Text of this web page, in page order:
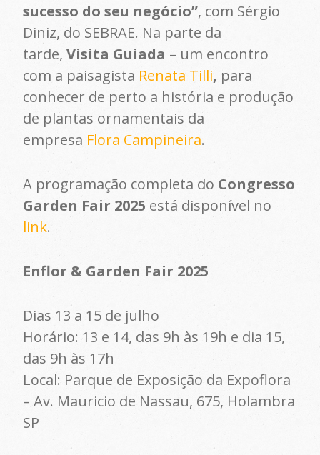
sucesso do seu negócio”, com Sérgio
Diniz, do SEBRAE. Na parte da
tarde,Visita Guiada – um encontro
com a paisagista Renata Tilli, para
conhecer de perto a história e produção
de plantas ornamentais da
empresa Flora Campineira.
A programação completa do Congresso
Garden Fair 2025 está disponível no
link.
Enflor & Garden Fair 2025
Dias 13 a 15 de julho
Horário: 13 e 14, das 9h às 19h e dia 15,
das 9h às 17h
Local: Parque de Exposição da Expoflora
– Av. Mauricio de Nassau, 675, Holambra
SP